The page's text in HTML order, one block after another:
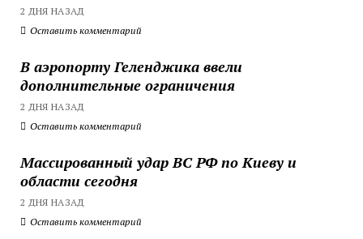
2 ДНЯ НАЗАД
Оставить комментарий
В аэропорту Геленджика ввели
дополнительные ограничения
2 ДНЯ НАЗАД
Оставить комментарий
Массированный удар ВС РФ по Киеву и
области сегодня
2 ДНЯ НАЗАД
Оставить комментарий